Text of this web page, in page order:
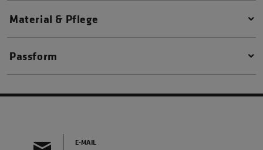
Material & Pflege
Passform
E-MAIL